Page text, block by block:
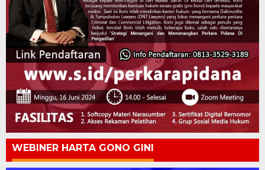
WEBINER HARTA GONO GINI